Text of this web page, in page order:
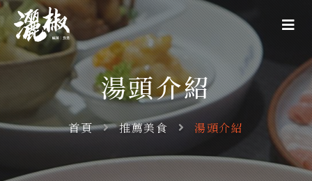
湯頭介紹
首頁 推薦美食 湯頭介紹